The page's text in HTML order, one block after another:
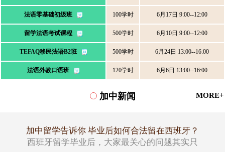
法语零基础初级班 100学时 6月17日 9:00--12:00
留学法语考试课程 500学时 6月10日 9:00--12:00
TEFAQ移民法语B2班 500学时 6月24日 13:00--16:00
法语外教口语班 120学时 6月6日 13:00--16:00
加中新闻 MORE+
加中留学告诉你 毕业后如何合法留在西班牙？
西班牙留学毕业后，大家最关心的问题其实只